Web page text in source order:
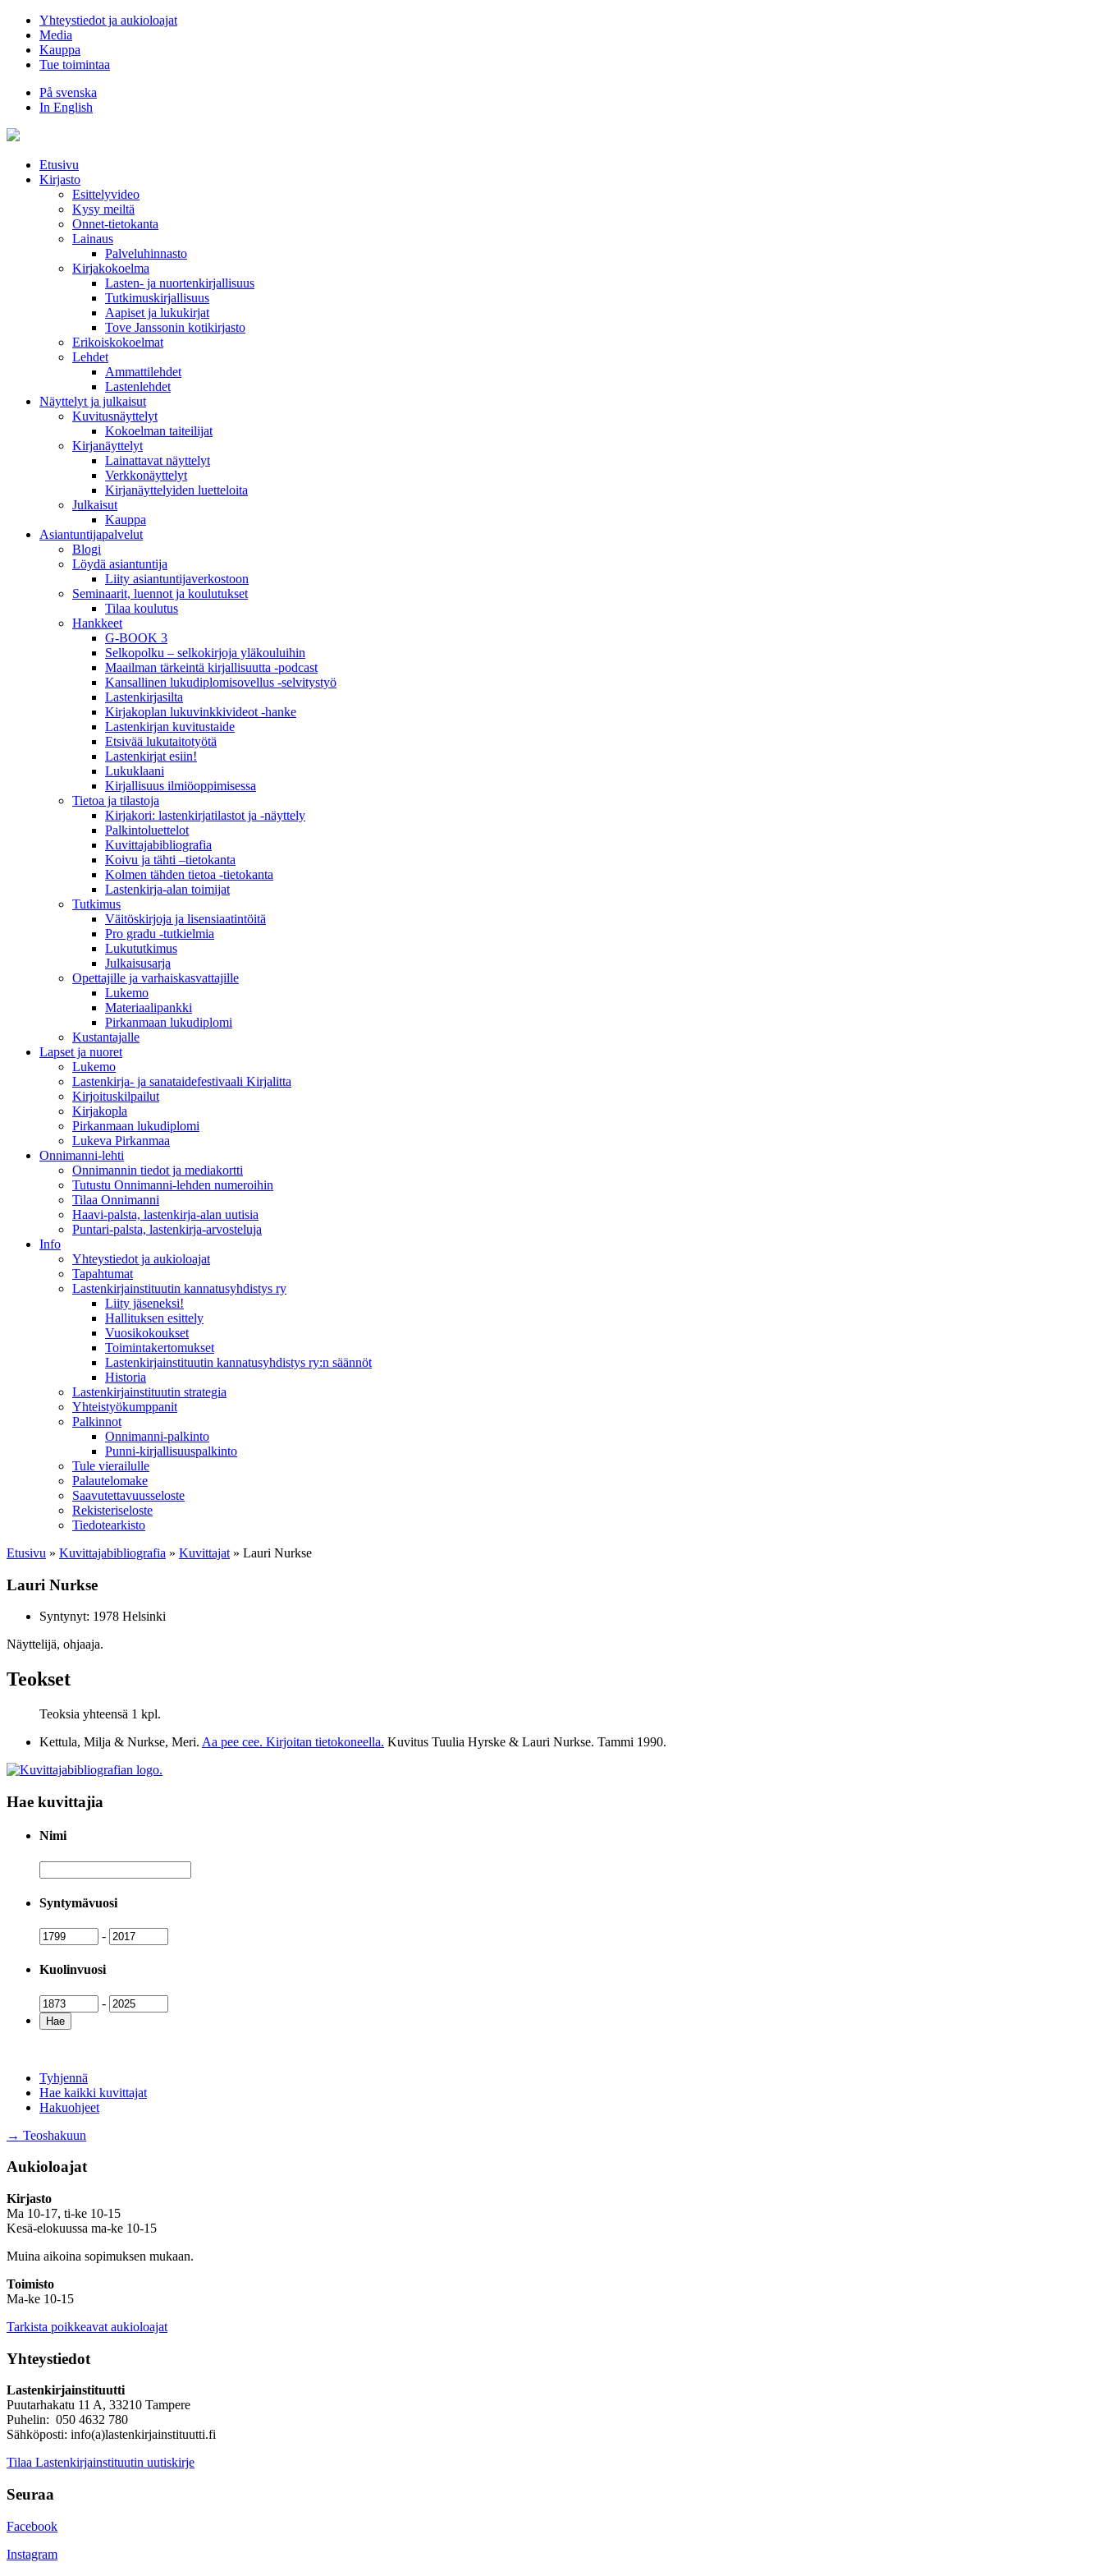
Hyppää
sisältöön
Yhteystiedot ja aukioloajat
Media
Kauppa
Tue toimintaa
På svenska
In English
Etusivu
Kirjasto
Esittelyvideo
Kysy meiltä
Onnet-tietokanta
Lainaus
Palveluhinnasto
Kirjakokoelma
Lasten- ja nuortenkirjallisuus
Tutkimuskirjallisuus
Aapiset ja lukukirjat
Tove Janssonin kotikirjasto
Erikoiskokoelmat
Lehdet
Ammattilehdet
Lastenlehdet
Näyttelyt ja julkaisut
Kuvitusnäyttelyt
Kokoelman taiteilijat
Kirjanäyttelyt
Lainattavat näyttelyt
Verkkonäyttelyt
Kirjanäyttelyiden luetteloita
Julkaisut
Kauppa
Asiantuntija­palvelut
Blogi
Löydä asiantuntija
Liity asiantuntijaverkostoon
Seminaarit, luennot ja koulutukset
Tilaa koulutus
Hankkeet
G-BOOK 3
Selkopolku – selkokirjoja yläkouluihin
Maailman tärkeintä kirjallisuutta -podcast
Kansallinen lukudiplomisovellus -selvitystyö
Lastenkirjasilta
Kirjakoplan lukuvinkkivideot -hanke
Lastenkirjan kuvitustaide
Etsivää lukutaitotyötä
Lastenkirjat esiin!
Lukuklaani
Kirjallisuus ilmiöoppimisessa
Tietoa ja tilastoja
Kirjakori: lastenkirjatilastot ja -näyttely
Palkintoluettelot
Kuvittaja­bibliografia
Koivu ja tähti –tietokanta
Kolmen tähden tietoa -tietokanta
Lastenkirja-alan toimijat
Tutkimus
Väitöskirjoja ja lisensiaatintöitä
Pro gradu -tutkielmia
Lukututkimus
Julkaisusarja
Opettajille ja varhaiskasvattajille
Lukemo
Materiaalipankki
Pirkanmaan lukudiplomi
Kustantajalle
Lapset ja nuoret
Lukemo
Lastenkirja- ja sanataidefestivaali Kirjalitta
Kirjoituskilpailut
Kirjakopla
Pirkanmaan lukudiplomi
Lukeva Pirkanmaa
Onnimanni-lehti
Onnimannin tiedot ja mediakortti
Tutustu Onnimanni-lehden numeroihin
Tilaa Onnimanni
Haavi-palsta, lastenkirja-alan uutisia
Puntari-palsta, lastenkirja-arvosteluja
Info
Yhteystiedot ja aukioloajat
Tapahtumat
Lastenkirjainstituutin kannatusyhdistys ry
Liity jäseneksi!
Hallituksen esittely
Vuosikokoukset
Toimintakertomukset
Lastenkirjainstituutin kannatusyhdistys ry:n säännöt
Historia
Lastenkirjainstituutin strategia
Yhteistyökumppanit
Palkinnot
Onnimanni-palkinto
Punni-kirjallisuuspalkinto
Tule vierailulle
Palautelomake
Saavutettavuusseloste
Rekisteriseloste
Tiedotearkisto
Etusivu » Kuvittaja­bibliografia » Kuvittajat » Lauri Nurkse
Lauri Nurkse
Syntynyt: 1978 Helsinki
Näyttelijä, ohjaaja.
Teokset
Teoksia yhteensä 1 kpl.
Kettula, Milja & Nurkse, Meri. Aa pee cee. Kirjoitan tietokoneella. Kuvitus Tuulia Hyrske & Lauri Nurkse. Tammi 1990.
Hae kuvittajia
Nimi
Syntymävuosi
Syntymävuosi
- Syntymävuosi
Kuolinvuosi
Kuolinvuosi- Kuolinvuosi
Tyhjennä
Hae kaikki kuvittajat
Hakuohjeet
→ Teoshakuun
Aukioloajat
Kirjasto
Ma 10-17, ti-ke 10-15
Kesä-elokuussa ma-ke 10-15
Muina aikoina sopimuksen mukaan.
Toimisto
Ma-ke 10-15
Tarkista poikkeavat aukioloajat
Yhteystiedot
Lastenkirjainstituutti
Puutarhakatu 11 A, 33210 Tampere
Puhelin: 050 4632 780
Sähköposti: info(a)lastenkirjainstituutti.fi
Tilaa Lastenkirjainstituutin uutiskirje
Seuraa
Facebook
Instagram